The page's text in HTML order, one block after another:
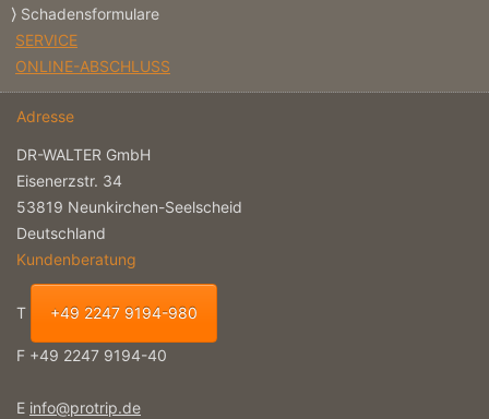
Schadensformulare
SERVICE
ONLINE-ABSCHLUSS
Adresse
DR-WALTER GmbH
Eisenerzstr. 34
53819 Neunkirchen-Seelscheid
Deutschland
Kundenberatung
T +49 2247 9194-980
F +49 2247 9194-40
E info@protrip.de